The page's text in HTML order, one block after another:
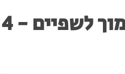
רכב התהפך בסמוך לשפיים - 4